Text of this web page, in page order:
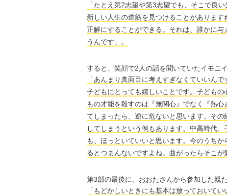
「たとえ第2志望や第3志望でも、そこで良
新しい人生の道筋を見つけることがありま
正解にすることができる。それは、誰かに
うんです」。
すると、笑顔で2人の話を聞いていたイモニ
「あんまり真面目に考えすぎなくていいん
子どもにとっても嬉しいことです。子ども
もの才能を殺すのは『無関心』でなく『熱
てしまったら、逆に危ないと思います。そ
してしまうという例もあります。中高時代
も、ほっといていいと思います。今のうち
るとつまんないですよね。曲がったらそこが
第3部の最後に、おおたさんから参加した親
「もどかしいときにも基本は放っておいて